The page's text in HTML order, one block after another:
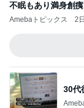
不眠もあり満身創
Amebaトピックス 2
30代